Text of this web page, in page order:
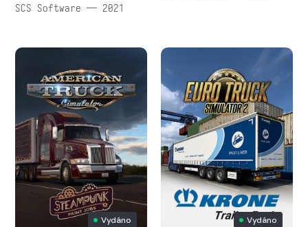
SCS Software — 2021
Vydáno Vydáno